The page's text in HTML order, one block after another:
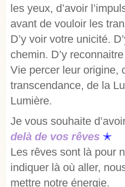
les yeux, d’avoir
avant de vouloir les
D’y voir votre unicité.
chemin. D’y
Vie percer leur origine,
transcendance, de la
Lumière.
Je vous souhaite
delà de vos rêves ✭
Les rêves sont là pour
indiquer là où aller,
mettre notre énergie.